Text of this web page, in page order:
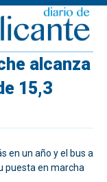
alcanza
15,3
en un año y el bus a
puesta en marcha